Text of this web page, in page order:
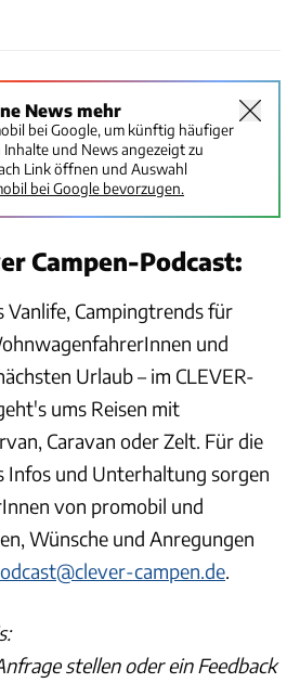
News mehr
bei Google, um künftig häufiger
und News angezeigt zu
Link öffnen und Auswahl
bei Google bevorzugen.
Campen-Podcast:
Campingtrends für
und
Urlaub – im CLEVER-
ums Reisen mit
Caravan oder Zelt. Für die
Infos und Unterhaltung sorgen
von promobil und
Wünsche und Anregungen
campen.de
stellen oder ein Feedback